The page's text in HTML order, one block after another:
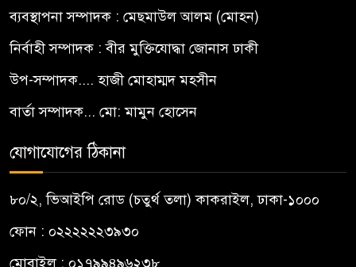
ব্যবস্থাপনা সম্পাদক : মেছমাউল আলম (মোহন)
নির্বাহী সম্পাদক : বীর মুক্তিযোদ্ধা জোনাস ঢাকী
উপ-সম্পাদক.... হাজী মোহাম্মদ মহসীন
বার্তা সম্পাদক... মো: মামুন হোসেন
যোগাযোগের ঠিকানা
৮০/২, ভিআইপি রোড (চতুর্থ তলা) কাকরাইল, ঢাকা-১০০০
ফোন : ০২২২২২২৩৯৩০
মোবাইল : ০১৭৯৯৪৯৬২৩৮